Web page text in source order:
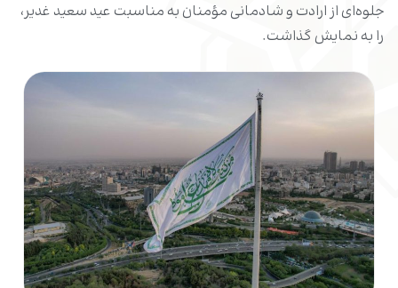
جلوه‌ای از ارادت و شادمانی مؤمنان به مناسبت عید سعید غدیر،
را به نمایش گذاشت.